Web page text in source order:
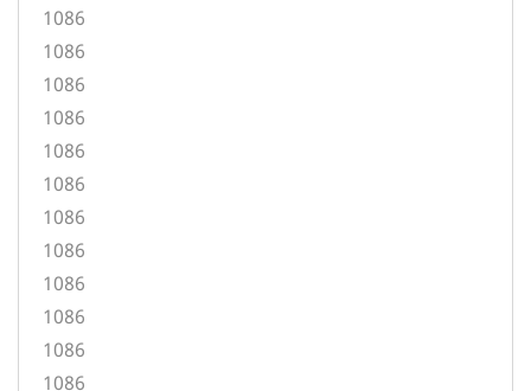
1086
1086
1086
1086
1086
1086
1086
1086
1086
1086
1086
1086